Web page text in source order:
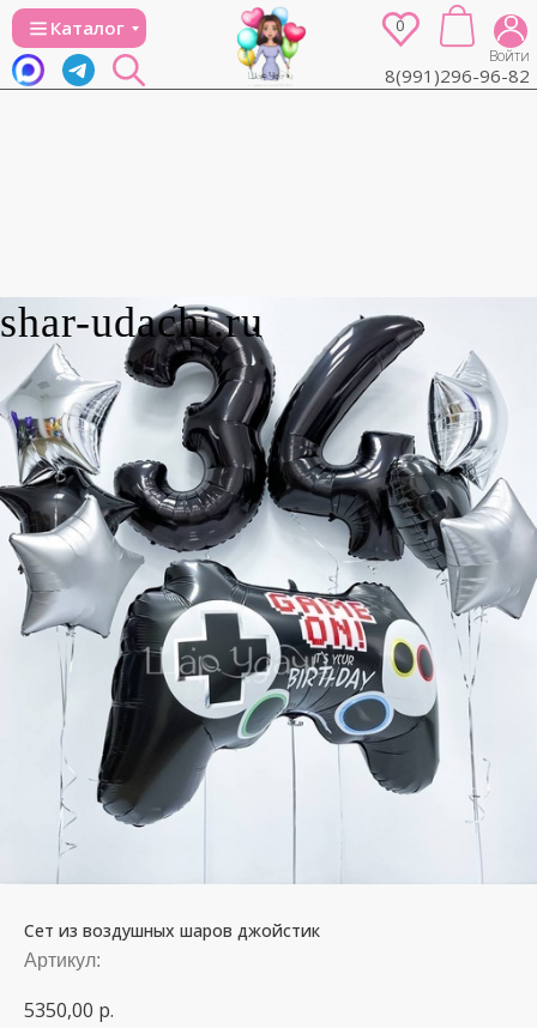
Каталог
Войти
0
8(991)296-96-82
shar-udachi.ru
Сет из воздушных шаров джойстик
Артикул:
5350,00 р.